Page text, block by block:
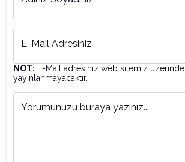
E-Mail Adresiniz
NOT: E-Mail adresiniz web sitemiz üzerinde
yayınlanmayacaktır.
Yorumunuzu buraya yazınız...